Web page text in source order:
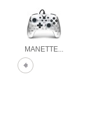
MANETTE...